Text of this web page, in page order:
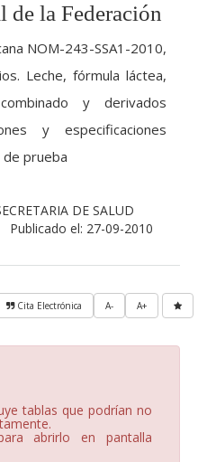
la Federación
NOM-243-SSA1-2010,
Leche, fórmula láctea,
y derivados
y especificaciones
prueba
DE SALUD
Publicado el: 27-09-2010
A+
A-
Cita Electrónica
tablas que podrían no
abrirlo en pantalla